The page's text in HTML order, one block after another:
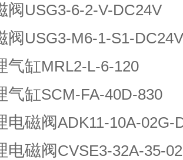
阀USG3-6-2-V-DC24V
阀USG3-M6-1-S1-DC24V
气缸MRL2-L-6-120
气缸SCM-FA-40D-830
电磁阀ADK11-10A-02G-
电磁阀CVSE3-32A-35-